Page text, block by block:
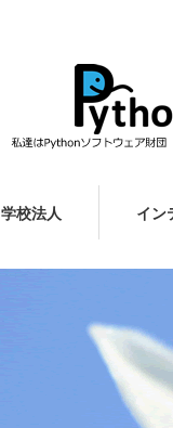
学校法人 イン